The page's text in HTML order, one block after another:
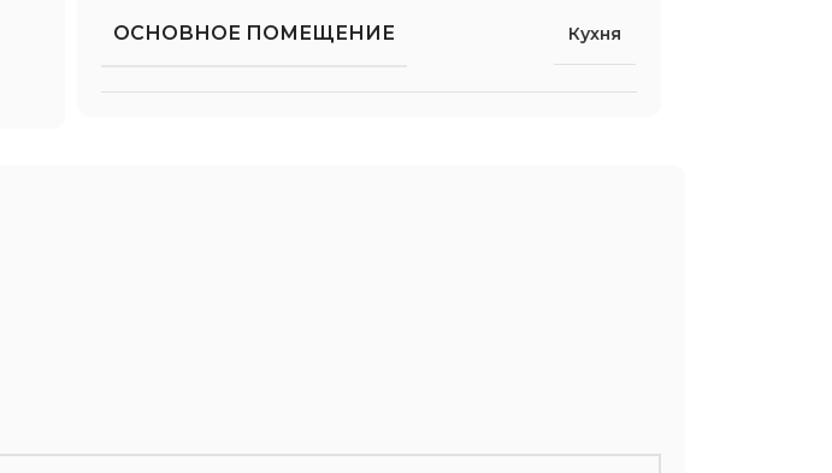
ОСНОВНОЕ ПОМЕЩЕНИЕ Кухня